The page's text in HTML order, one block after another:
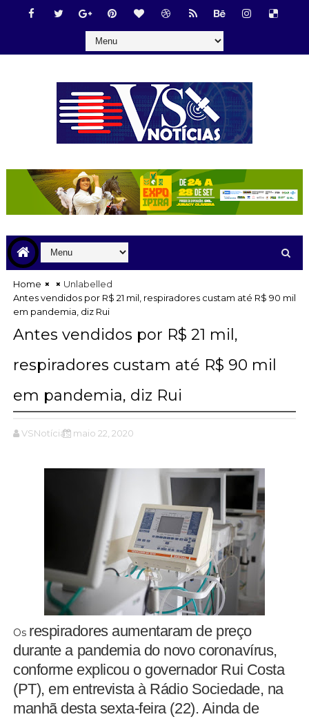
Home
Unlabelled
Antes vendidos por R$ 21 mil, respiradores custam até R$ 90 mil
em pandemia, diz Rui
Antes vendidos por R$ 21 mil,
respiradores custam até R$ 90 mil
em pandemia, diz Rui
VSNotícias maio 22, 2020
Os respiradores aumentaram de preço
durante a pandemia do novo coronavírus,
conforme explicou o governador Rui Costa
(PT), em entrevista à Rádio Sociedade, na
manhã desta sexta-feira (22). Ainda de